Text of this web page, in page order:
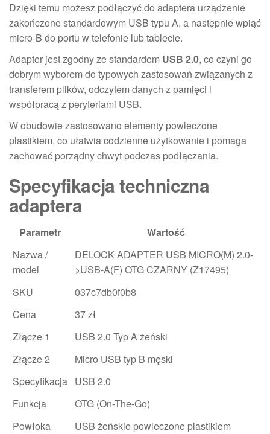
Dzięki temu możesz podłączyć do adaptera urządzenie
zakończone standardowym USB typu A, a następnie wpiąć
micro-B do portu w telefonie lub tablecie.
Adapter jest zgodny ze standardem USB 2.0, co czyni go
dobrym wyborem do typowych zastosowań związanych z
transferem plików, odczytem danych z pamięci i
współpracą z peryferiami USB.
W obudowie zastosowano elementy powleczone
plastikiem, co ułatwia codzienne użytkowanie i pomaga
zachować porządny chwyt podczas podłączania.
Specyfikacja techniczna
adaptera
Parametr
Wartość
Nazwa /
model
DELOCK ADAPTER USB MICRO(M) 2.0-
>USB-A(F) OTG CZARNY (Z17495)
SKU
037c7db0f0b8
Cena
37 zł
Złącze 1
USB 2.0 Typ A żeński
Złącze 2
Micro USB typ B męski
Specyfikacja USB 2.0
Funkcja
OTG (On-The-Go)
Powłoka
USB żeńskie powleczone plastikiem